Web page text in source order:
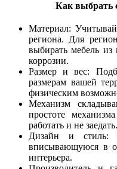
Как выбрать
Материал:
региона. Для
выбирать мебель из
коррозии.
Размер и вес:
размерам вашей
физическим
Механизм
простоте
работать и не заедать.
Дизайн и стиль:
вписывающуюся в
интерьера.